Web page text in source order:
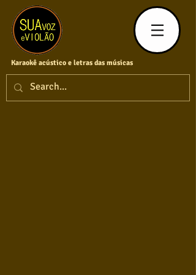
Karaokê acústico e letras das músicas